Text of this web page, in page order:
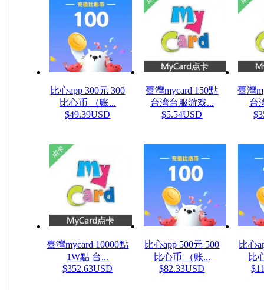
比心app 300元 300
比心币 （账...
$49.39USD
臺灣mycard 150點
台湾台服游戏...
$5.54USD
臺灣
台
臺灣mycard 10000點
1W點 台...
$352.63USD
比心app 500元 500
比心币 （账...
$82.33USD
比心
比